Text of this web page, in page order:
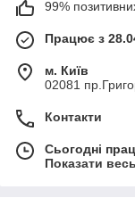
99%
Працює з
м. Київ
02081
Контакти
Сьогодні
Показати